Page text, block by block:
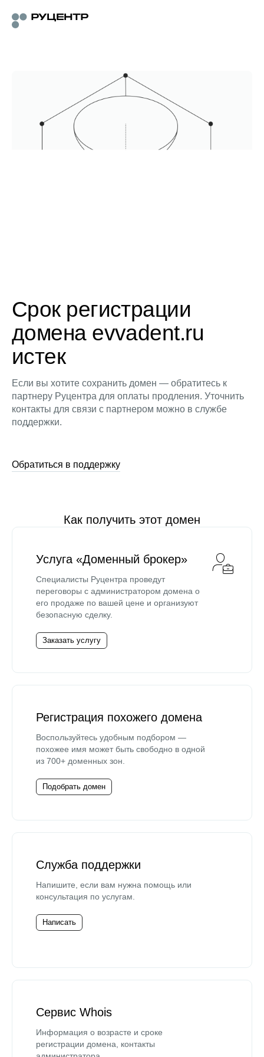
Срок регистрации
домена evvadent.ru
истек
Если вы хотите сохранить домен — обратитесь к
партнеру Руцентра для оплаты продления. Уточнить
контакты для связи с партнером можно в службе
поддержки.
Обратиться в поддержку
Как получить этот домен
Услуга «Доменный брокер»
Специалисты Руцентра проведут
переговоры с администратором домена о
его продаже по вашей цене и организуют
безопасную сделку.
Заказать услугу
Регистрация похожего домена
Воспользуйтесь удобным подбором —
похожее имя может быть свободно в одной
из 700+ доменных зон.
Подобрать домен
Служба поддержки
Напишите, если вам нужна помощь или
консультация по услугам.
Написать
Сервис Whois
Информация о возрасте и сроке
регистрации домена, контакты